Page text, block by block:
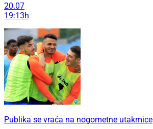
20.07
19:13h
Publika se vraća na nogometne utakmice